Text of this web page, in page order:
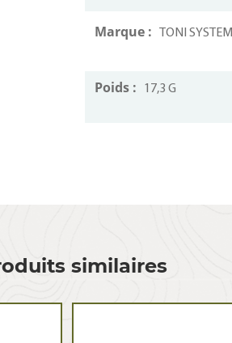
Marque : TONI SYSTEM
Poids : 17,3 G
similaires